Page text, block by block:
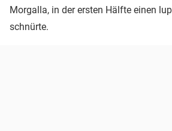
Morgalla, in der ersten Hälfte einen
schnürte.